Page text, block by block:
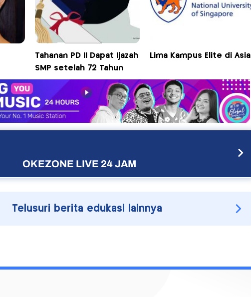
Tahanan PD II Dapat Ijazah
SMP setelah 72 Tahun
Lima Kampus Elite di Asia
OKEZONE LIVE 24 JAM
Telusuri berita edukasi lainnya